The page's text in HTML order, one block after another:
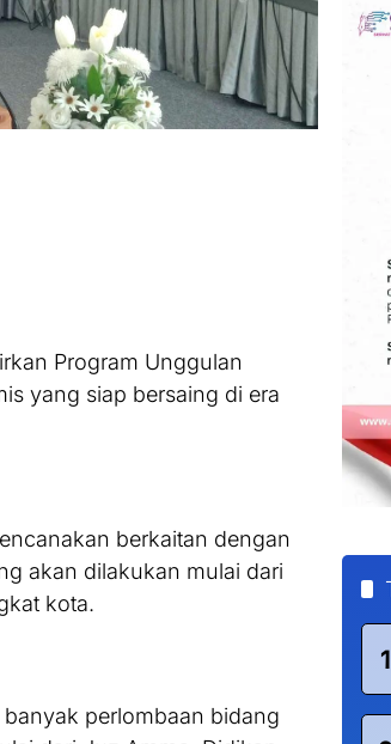
Program Unggulan
yang siap bersaing di era
berkaitan dengan
akan dilakukan mulai dari
kota.
perlombaan bidang
1